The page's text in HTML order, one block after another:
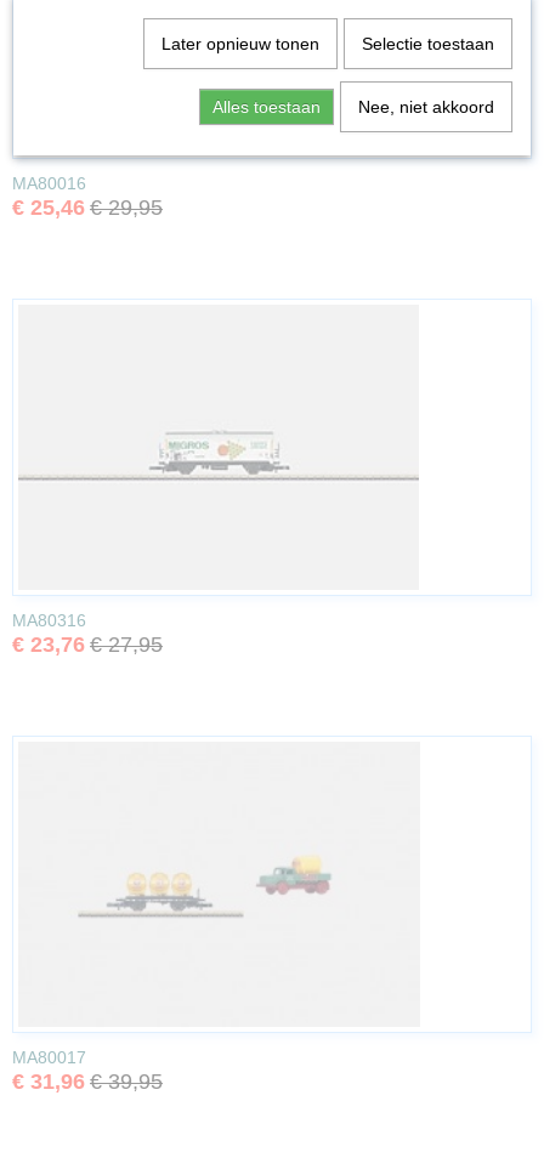
MA80016
€ 25,46 € 29,95
MA80316
€ 23,76 € 27,95
MA80017
€ 31,96 € 39,95
Later opnieuw tonen Selectie toestaan
Alles toestaan Nee, niet akkoord